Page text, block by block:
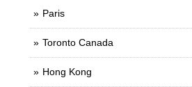
Paris
Toronto Canada
Hong Kong